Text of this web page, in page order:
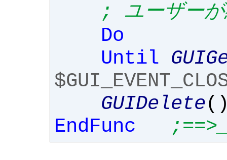
; ユーザーが
Do
Until
GUIDelete
EndFunc